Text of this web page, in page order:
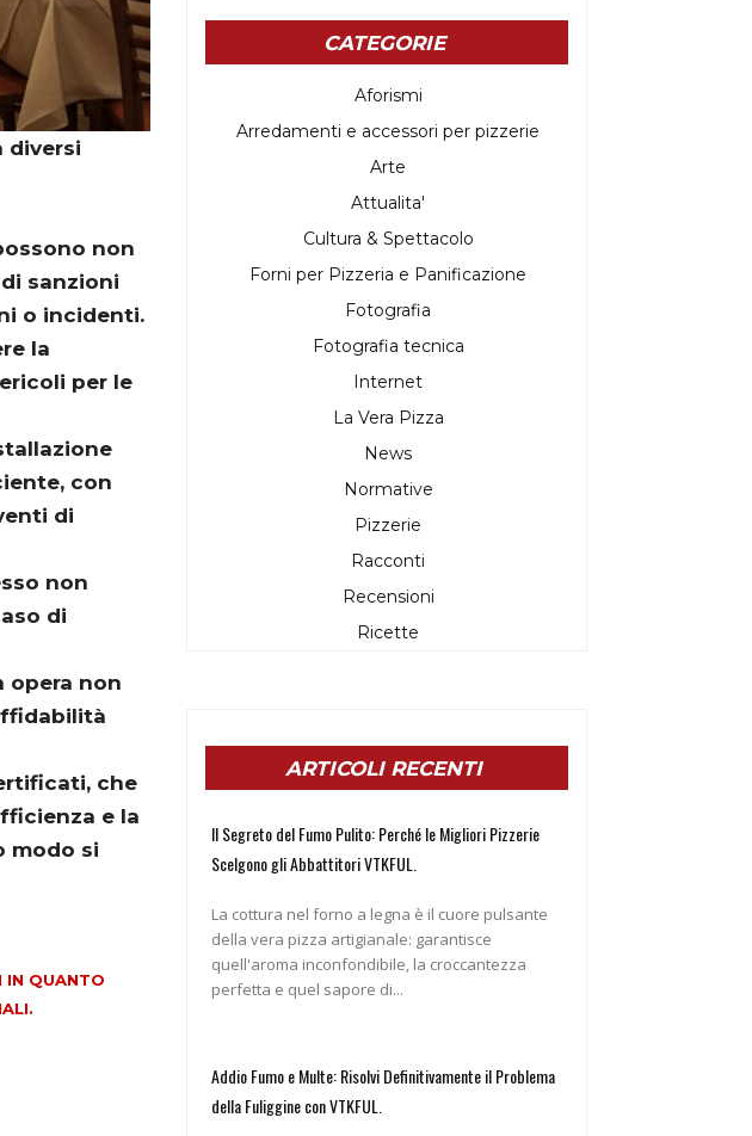
diversi
non
sanzioni
o incidenti.
la
per le
con
di
non
di
opera non
che
e la
modo si
IN QUANTO
CATEGORIE
Aforismi
Arredamenti e accessori per pizzerie
Arte
Attualita'
Cultura & Spettacolo
Forni per Pizzeria e Panificazione
Fotografia
Fotografia tecnica
Internet
La Vera Pizza
News
Normative
Pizzerie
Racconti
Recensioni
Ricette
ARTICOLI RECENTI
Il Segreto del Fumo Pulito: Perché le Migliori Pizzerie
Scelgono gli Abbattitori VTKFUL.
La cottura nel forno a legna è il cuore pulsante
della vera pizza artigianale: garantisce
quell'aroma inconfondibile, la croccantezza
perfetta e quel sapore di...
Addio Fumo e Multe: Risolvi Definitivamente il Problema
della Fuliggine con VTKFUL.